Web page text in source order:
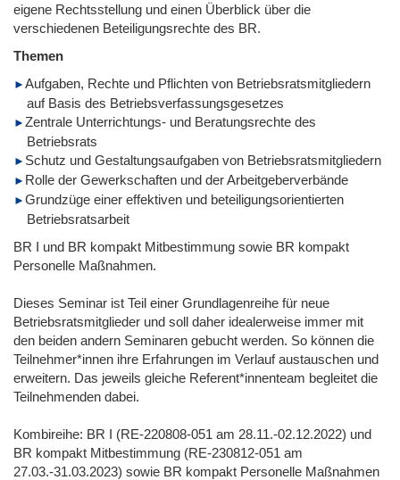
eigene Rechtsstellung und einen Überblick über die
verschiedenen Beteiligungsrechte des BR.
Themen
Aufgaben, Rechte und Pflichten von Betriebsratsmitgliedern
auf Basis des Betriebsverfassungsgesetzes
Zentrale Unterrichtungs- und Beratungsrechte des
Betriebsrats
Schutz und Gestaltungsaufgaben von Betriebsratsmitgliedern
Rolle der Gewerkschaften und der Arbeitgeberverbände
Grundzüge einer effektiven und beteiligungsorientierten
Betriebsratsarbeit
BR I und BR kompakt Mitbestimmung sowie BR kompakt
Personelle Maßnahmen.
Dieses Seminar ist Teil einer Grundlagenreihe für neue
Betriebsratsmitglieder und soll daher idealerweise immer mit
den beiden andern Seminaren gebucht werden. So können die
Teilnehmer*innen ihre Erfahrungen im Verlauf austauschen und
erweitern. Das jeweils gleiche Referent*innenteam begleitet die
Teilnehmenden dabei.
Kombireihe: BR I (RE-220808-051 am 28.11.-02.12.2022) und
BR kompakt Mitbestimmung (RE-230812-051 am
27.03.-31.03.2023) sowie BR kompakt Personelle Maßnahmen